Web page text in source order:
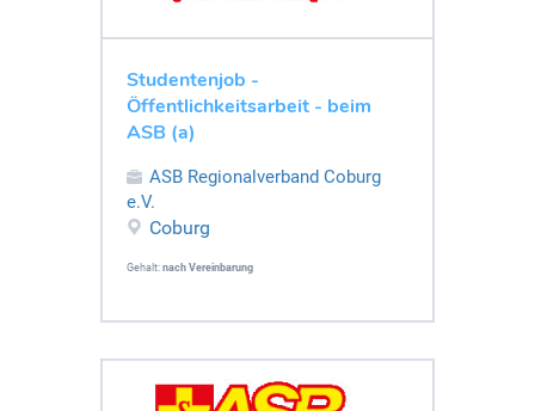
Studentenjob -
Öffentlichkeitsarbeit - beim
ASB (a)
ASB Regionalverband Coburg
e.V.
Coburg
Gehalt: nach Vereinbarung